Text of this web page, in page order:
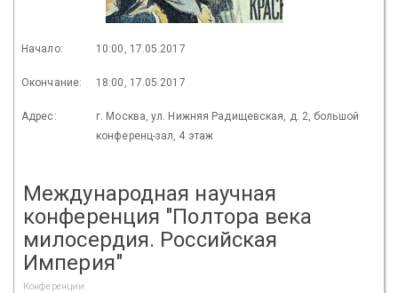
Начало: 10:00, 17.05.2017
Окончание: 18:00, 17.05.2017
Адрес:
г. Москва, ул. Нижняя Радищевская, д. 2, большой
конференц-зал, 4 этаж
Международная научная
конференция "Полтора века
милосердия. Российская
Империя"
Конференции